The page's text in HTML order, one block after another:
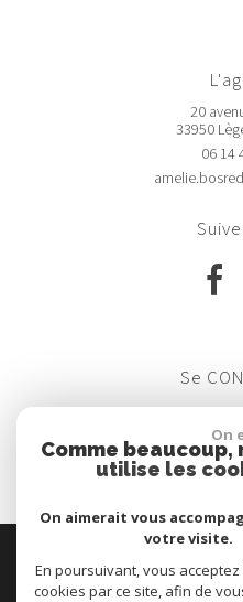
20
33950
06 14
se
© 2026 | Tous droits
Plan du site -Mentions légales -Nos honoraires
On
Comme beaucoup,
utilise les
On aimerait vous
votre visite.
En poursuivant, vous
cookies par ce site, afin de